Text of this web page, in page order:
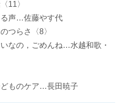
11〉
声…佐藤やす代
つらさ〈8〉
なの，ごめんね…水越和歌・
ものケア…長田暁子